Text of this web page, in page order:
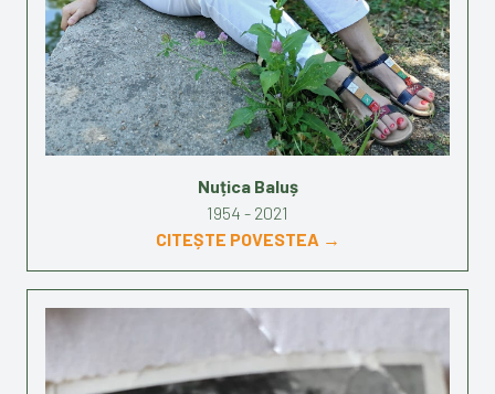
Nuțica Baluș
1954 - 2021
CITEȘTE POVESTEA →